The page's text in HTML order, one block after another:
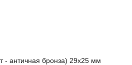
- античная бронза) 29х25 мм